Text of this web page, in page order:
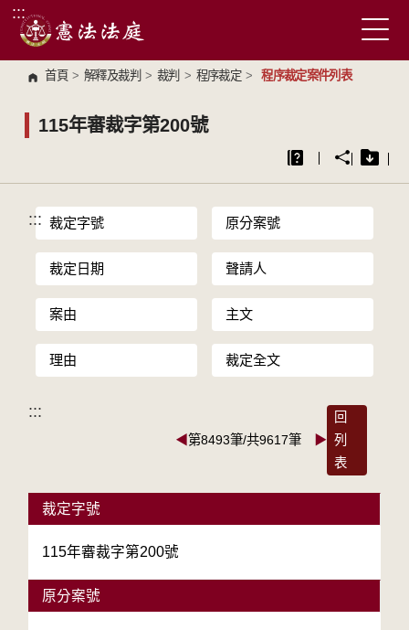
跳到主要內容區塊
:::
首頁 > 解釋及裁判 > 裁判 > 程序裁定 > 程序裁定案件列表
115年審裁字第200號
::: 裁定字號 原分案號
裁定日期 聲請人
案由 主文
理由 裁定全文
:::
◀第8493筆/共9617筆 ▶
回
列
表
裁定字號
115年審裁字第200號
原分案號